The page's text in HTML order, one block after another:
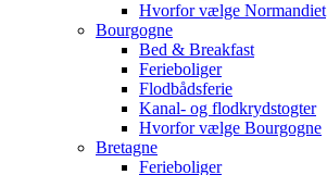
Hvorfor vælge Normandiet
Bourgogne
Bed & Breakfast
Ferieboliger
Flodbådsferie
Kanal- og flodkrydstogter
Hvorfor vælge Bourgogne
Bretagne
Ferieboliger